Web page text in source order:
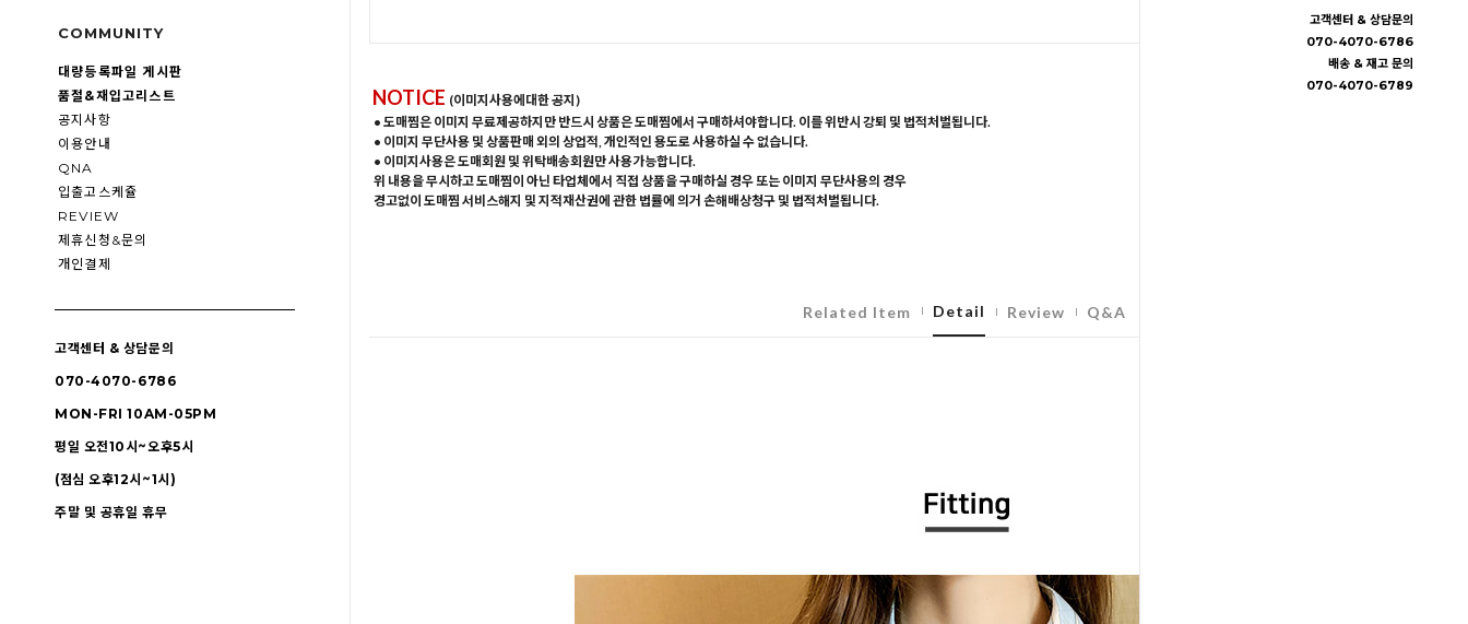
COMMUNITY
대량등록파일 게시판
품절&재입고리스트
공지사항
이용안내
QNA
입출고스케쥴
REVIEW
제휴신청&문의
개인결제
고객센터 & 상담문의
070-4070-6786
MON-FRI 10AM-05PM
평일 오전10시~오후5시
(점심 오후12시~1시)
주말 및 공휴일 휴무
고객센터 & 상담문의
070-4070-6786
배송 & 재고 문의
070-4070-6789
NOTICE (이미지사용에대한 공지)
• 도매찜은 이미지 무료제공하지만 반드시 상품은 도매찜에서 구매하셔야합니다. 이를 위반시 강퇴 및 법적처벌됩니다.
• 이미지 무단사용 및 상품판매 외의 상업적, 개인적인 용도로 사용하실 수 없습니다.
• 이미지사용은 도매회원 및 위탁배송회원만 사용가능합니다.
위 내용을 무시하고 도매찜이 아닌 타업체에서 직접 상품을 구매하실 경우 또는 이미지 무단사용의 경우
경고없이 도매찜 서비스해지 및 지적재산권에 관한 법률에 의거 손해배상청구 및 법적처벌됩니다.
Related Item Detail Review Q&A